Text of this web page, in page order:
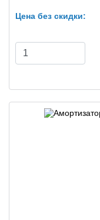
Цена без скидки: